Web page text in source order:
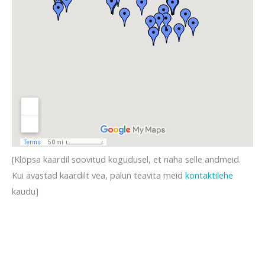
[Klõpsa kaardil soovitud kogudusel, et näha selle andmeid.
Kui avastad kaardilt vea, palun teavita meid kontaktilehe
kaudu]